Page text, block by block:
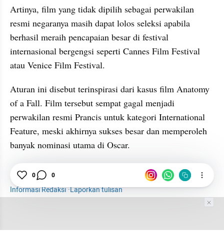
Artinya, film yang tidak dipilih sebagai perwakilan
resmi negaranya masih dapat lolos seleksi apabila
berhasil meraih pencapaian besar di festival
internasional bergengsi seperti Cannes Film Festival
atau Venice Film Festival.
Aturan ini disebut terinspirasi dari kasus film Anatomy
of a Fall. Film tersebut sempat gagal menjadi
perwakilan resmi Prancis untuk kategori International
Feature, meski akhirnya sukses besar dan memperoleh
banyak nominasi utama di Oscar.
Hiburan
Academy Awards
Informasi Redaksi·Laporkan tulisan
0 0